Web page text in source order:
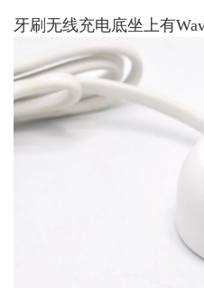
牙刷无线充电底坐上有